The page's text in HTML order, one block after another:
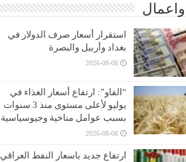
استقرار أسعار صرف الدولار في
بغداد وأربيل والبصرة
2026-08-08
“الفاو”: ارتفاع أسعار الغذاء في
يوليو لأعلى مستوى منذ 3 سنوات
بسبب عوامل مناخية وجيوسياسية
2026-08-08
ارتفاع جديد باسعار النفط العراقي